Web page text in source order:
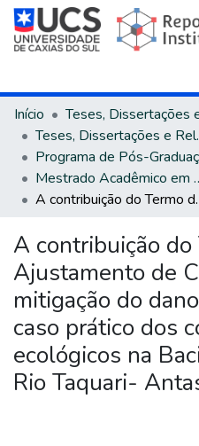
Início
Teses,
Mestrado
A contribuição do Termo de Ajustamento de
A contribuição do
Ajustamento de
mitigação do
caso prático dos
ecológicos na
Rio Taquari-